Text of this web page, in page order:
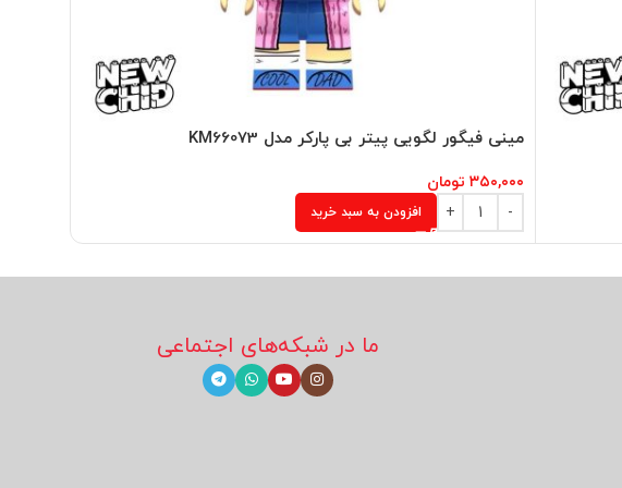
مینی فیگور لگویی پیتر بی پارکر مدل KM66073
۳۵۰,۰۰۰ تومان
افزودن به سبد خرید
ما در شبکه‌های اجتماعی